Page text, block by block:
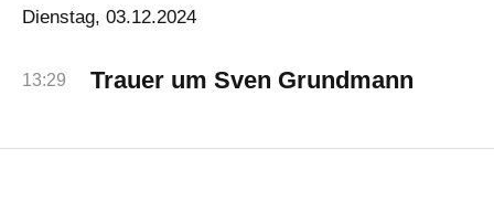
Dienstag, 03.12.2024
13:29 Trauer um Sven Grundmann